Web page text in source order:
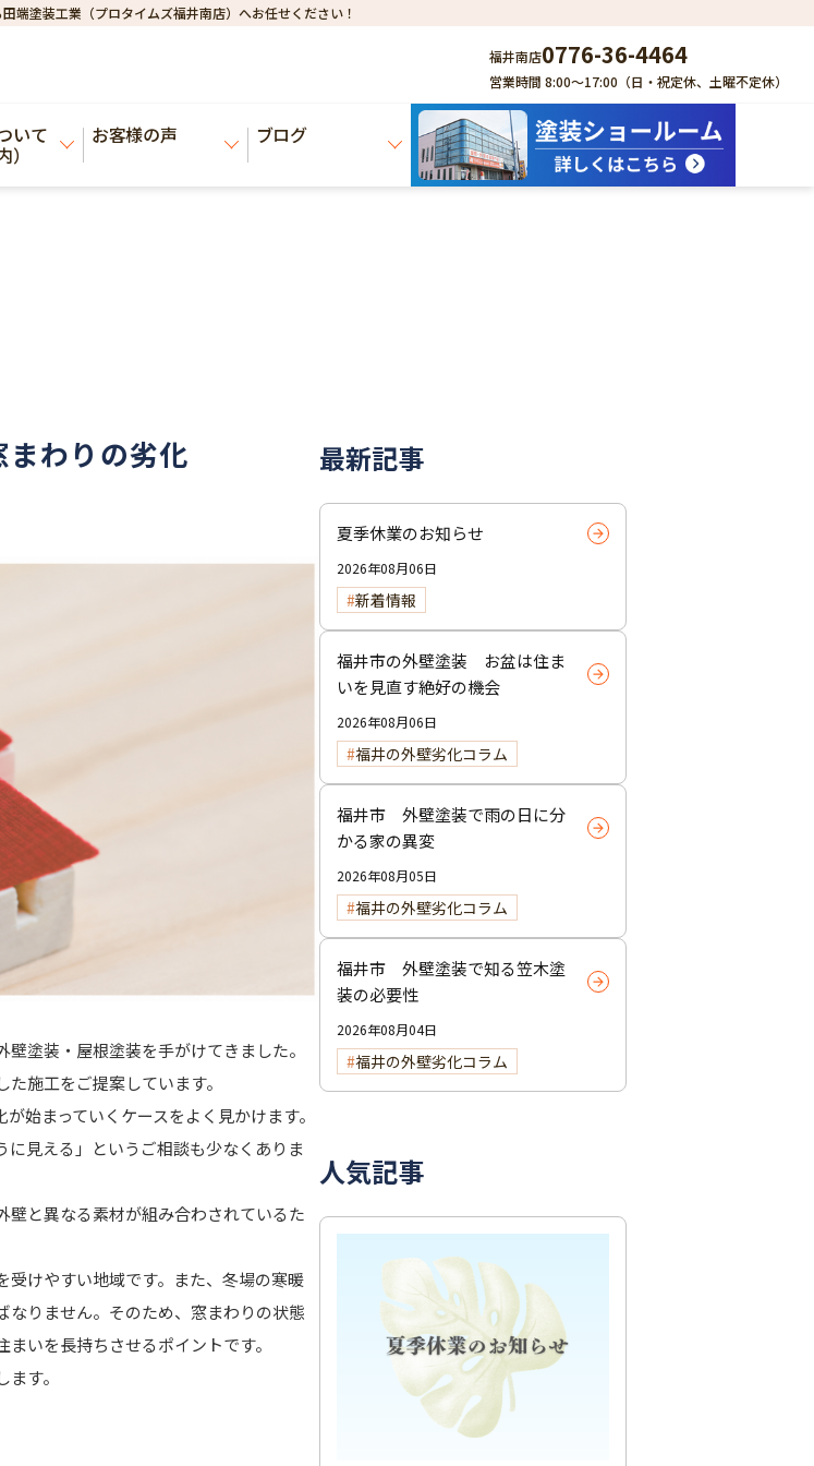
端塗装工業（プロタイムズ福井南店）へお任せください！
福井南店0776-36-4464
営業時間 8:00～17:00（日・祝定休、土曜不定休）
いて
）​
お客様の声 ブログ
わりの劣化
塗装・屋根塗装を手がけてきました。
施工をご提案しています。
始まっていくケースをよく見かけます。
に見える」というご相談も少なくありま
と異なる素材が組み合わされているた
けやすい地域です。また、冬場の寒暖
りません。そのため、窓まわりの状態
いを長持ちさせるポイントです。
す。
最新記事
夏季休業のお知らせ
2026年08月06日
新着情報
福井市の外壁塗装 お盆は住ま
いを見直す絶好の機会
2026年08月06日
福井の外壁劣化コラム
福井市 外壁塗装で雨の日に分
かる家の異変
2026年08月05日
福井の外壁劣化コラム
福井市 外壁塗装で知る笠木塗
装の必要性
2026年08月04日
福井の外壁劣化コラム
人気記事